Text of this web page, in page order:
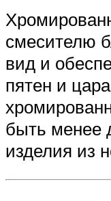
смесителю
вид и
пятен и
быть менее
изделия из